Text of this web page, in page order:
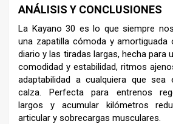
ANÁLISIS Y CONCLUSIONES
La Kayano 30 es lo que siempre
una zapatilla cómoda y amortiguada
diario y las tiradas largas, hecha para
comodidad y estabilidad, ritmos
adaptabilidad a cualquiera que
calza. Perfecta para entrenos
largos y acumular kilómetros
articular y sobrecargas musculares.